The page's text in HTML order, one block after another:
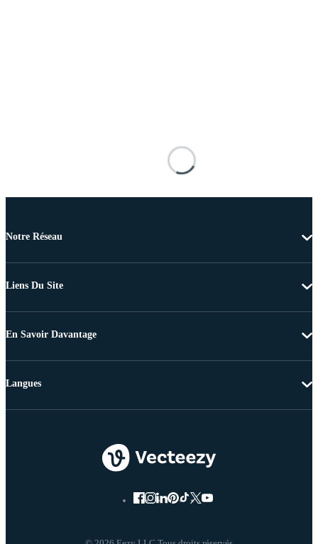
Notre Réseau
Liens Du Site
En Savoir Davantage
Langues